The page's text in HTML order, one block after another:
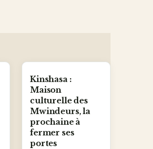
Kinshasa :
Maison
culturelle des
Mwindeurs, la
prochaine à
fermer ses
portes